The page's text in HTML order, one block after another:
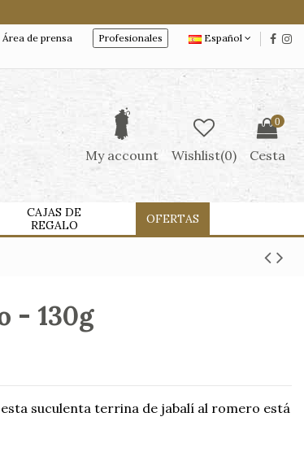
Área de prensa Profesionales Español
My account Wishlist(0)
0
Cesta
CAJAS DE
REGALO
OFERTAS
- 130g
suculenta terrina de jabalí al romero está